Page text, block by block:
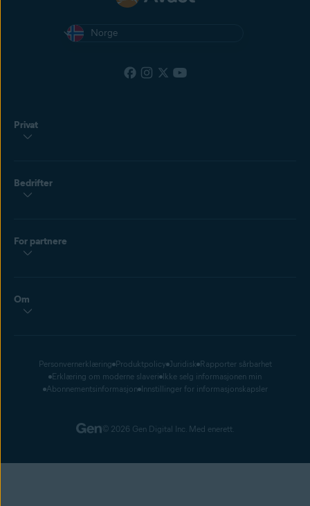
Norge
Privat
Bedrifter
For partnere
Om
Personvernerklæring Produktpolicy Juridisk Rapporter sårbarhet
Erklæring om moderne slaveri Ikke selg informasjonen min
Abonnementsinformasjon Innstillinger for informasjonskapsler
© 2026 Gen Digital Inc. Med enerett.